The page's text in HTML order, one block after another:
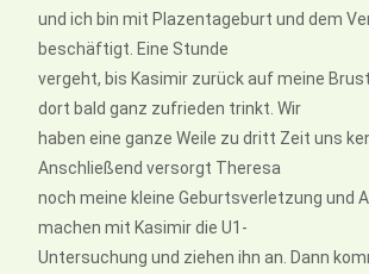
und ich bin mit Plazentageburt und dem
beschäftigt. Eine Stunde
vergeht, bis Kasimir zurück auf meine
dort bald ganz zufrieden trinkt. Wir
haben eine ganze Weile zu dritt Zeit uns
Anschließend versorgt Theresa
noch meine kleine Geburtsverletzung und
machen mit Kasimir die U1-
Untersuchung und ziehen ihn an. Dann